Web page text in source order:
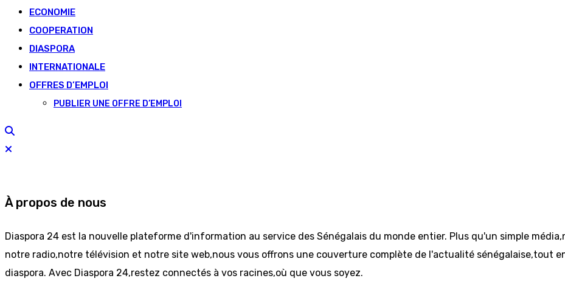
ECONOMIE
COOPERATION
DIASPORA
INTERNATIONALE
OFFRES D’EMPLOI
PUBLIER UNE OFFRE D’EMPLOI
À propos de nous
Diaspora 24 est la nouvelle plateforme d'information au service des Sénégalais du monde entier. Plus qu'un simple
notre radio,notre télévision et notre site web,nous vous offrons une couverture complète de l'actualité sénégalaise,tout
diaspora. Avec Diaspora 24,restez connectés à vos racines,où que vous soyez.